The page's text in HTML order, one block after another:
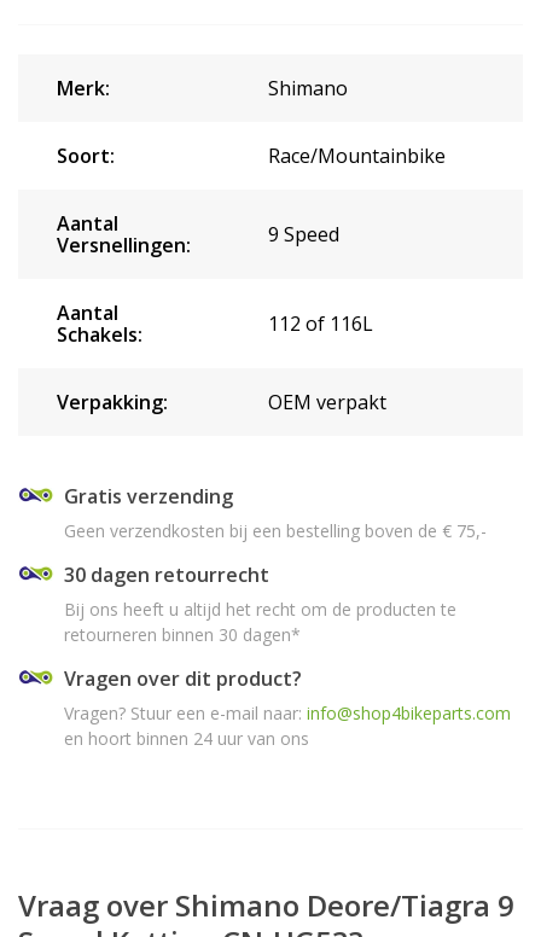
Merk: Shimano
Soort: Race/Mountainbike
Aantal
Versnellingen:
9 Speed
Aantal
Schakels:
112 of 116L
Verpakking: OEM verpakt
Gratis verzending
Geen verzendkosten bij een bestelling boven de € 75,-
30 dagen retourrecht
Bij ons heeft u altijd het recht om de producten te
retourneren binnen 30 dagen*
Vragen over dit product?
Vragen? Stuur een e-mail naar: info@shop4bikeparts.com
en hoort binnen 24 uur van ons
Vraag over Shimano Deore/Tiagra 9